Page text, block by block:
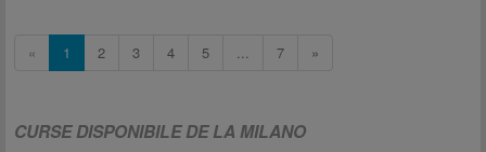
« 1 2 3 4 5 ... 7 »
CURSE DISPONIBILE DE LA MILANO